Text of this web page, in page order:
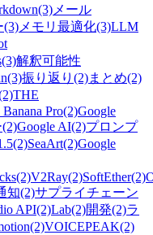
(3) メール
(3) メモリ最適化(3)LLM
(3)解釈可能性
(3)振り返り (2)まとめ(2)
THE
Pro(2)Google
(2)Google AI(2)プロンプ
(2)SeaArt(2)Google
(2)V2Ray(2)SoftEther(2)
知(2)サプライチェーン
API(2)Lab(2)開発(2)ラ
(2)VOICEPEAK(2)